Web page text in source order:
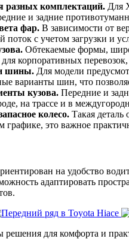
разных комплектаций. Для
и задние
фар. В зависимости от
поток с учетом загрузки и
Обтекаемые формы,
корпоративных
шины. Для модели
варианты шин, что
кузова. Передние и
на трассе и в
колесо. Такая
графике, это важное
на удобство
адаптировать
решения для комфорта и